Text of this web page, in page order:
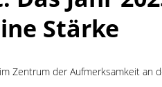
Stärke
Zentrum der Aufmerksamkeit an